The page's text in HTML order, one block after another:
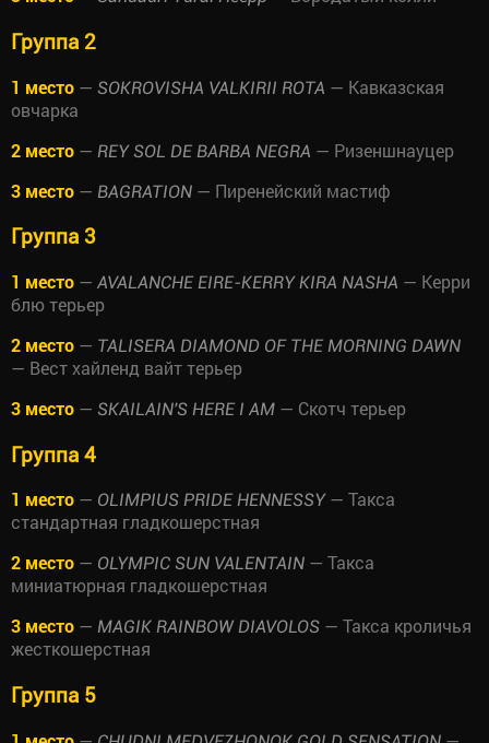
Группа 2
1 место — SOKROVISHA VALKIRII ROTA — Кавказская
овчарка
2 место — REY SOL DE BARBA NEGRA — Ризеншнауцер
3 место — BAGRATION — Пиренейский мастиф
Группа 3
1 место — AVALANCHE EIRE-KERRY KIRA NASHA — Керри
блю терьер
2 место — TALISERA DIAMOND OF THE MORNING DAWN
— Вест хайленд вайт терьер
3 место — SKAILAIN'S HERE I AM — Скотч терьер
Группа 4
1 место — OLIMPIUS PRIDE HENNESSY— Такса
стандартная гладкошерстная
2 место — OLYMPIC SUN VALENTAIN — Такса
миниатюрная гладкошерстная
3 место — MAGIK RAINBOW DIAVOLOS — Такса кроличья
жесткошерстная
Группа 5